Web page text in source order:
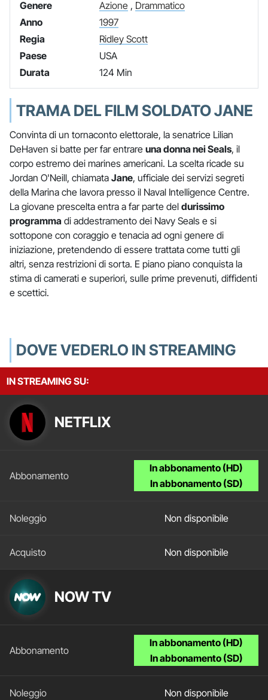
Genere
Azione, Drammatico
Anno
1997
Regia
Ridley Scott
Paese
USA
Durata
124 Min
TRAMA DEL FILM SOLDATO JANE
Convinta di un tornaconto elettorale, la senatrice Lilian
DeHaven si batte per far entrare una donna nei Seals, il
corpo estremo dei marines americani. La scelta ricade su
Jordan O'Neill, chiamata Jane, ufficiale dei servizi segreti
della Marina che lavora presso il Naval Intelligence Centre.
La giovane prescelta entra a far parte del durissimo
programma di addestramento dei Navy Seals e si
sottopone con coraggio e tenacia ad ogni genere di
iniziazione, pretendendo di essere trattata come tutti gli
altri, senza restrizioni di sorta. E piano piano conquista la
stima di camerati e superiori, sulle prime prevenuti, diffidenti
e scettici.
DOVE VEDERLO IN STREAMING
IN STREAMING SU:
NETFLIX
In abbonamento (HD)
In abbonamento (SD)
Non disponibile
Non disponibile
NOW TV
In abbonamento (HD)
In abbonamento (SD)
Non disponibile